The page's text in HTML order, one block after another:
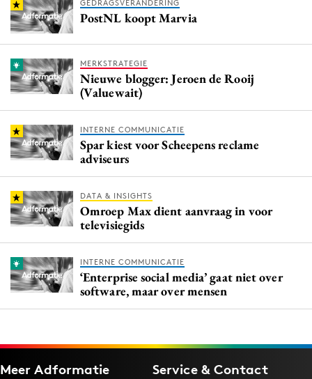
GEDRAGSVERANDERING
PostNL koopt Marvia
MERKSTRATEGIE
Nieuwe blogger: Jeroen de Rooij
(Valuewait)
INTERNE COMMUNICATIE
Spar kiest voor Scheepens reclame
adviseurs
DATA & INSIGHTS
Omroep Max dient aanvraag in voor
televisiegids
INTERNE COMMUNICATIE
‘Enterprise social media’ gaat niet over
software, maar over mensen
Meer Adformatie Service & Contact